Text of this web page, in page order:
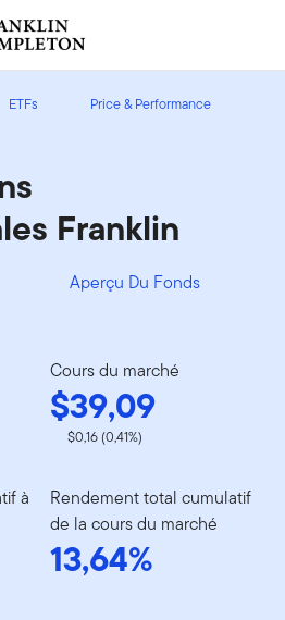
ETFs Price & Performance
Franklin
Aperçu Du Fonds
Cours du marché
$39,09
$0,16 (0,41%)
à
Rendement total cumulatif
de la cours du marché
13,64%